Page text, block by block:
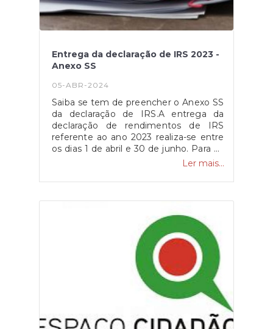
Entrega da declaração de IRS 2023 -
Anexo SS
05-ABR-2024
Saiba se tem de preencher o Anexo SS
da declaração de IRS.A entrega da
declaração de rendimentos de IRS
referente ao ano 2023 realiza-se entre
os dias 1 de abril e 30 de junho. Para os
trabalhadores independentes
entrega do Anexo SS é fundamental
atividade.Quais os objetivos do Anexo
SS?O Anexo SS visa identificar as
entidades contratantes de cada
trabalhador independente
economicamente dependente e a
respetiva obrigação contributiva. Essa
identificação é fundamental para
assegurar a proteção social do
trabalhador em situação de cessação
de atividade, pois só desta forma
Ler mais...